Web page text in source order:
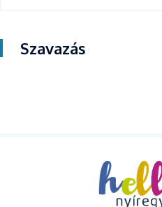
Szavazás